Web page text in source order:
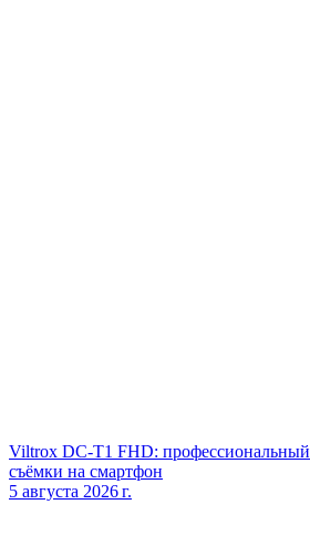
Viltrox DC‑T1 FHD: профессиональный
съёмки на смартфон
5 августа 2026 г.